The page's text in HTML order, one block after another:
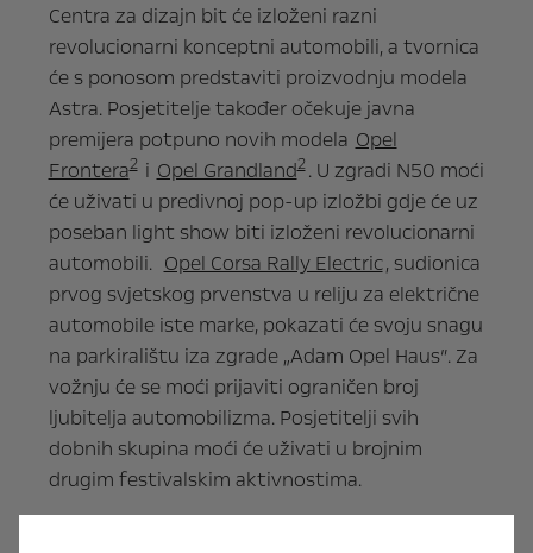
Centra za dizajn bit će izloženi razni
revolucionarni konceptni automobili, a tvornica
će s ponosom predstaviti proizvodnju modela
Astra. Posjetitelje također očekuje javna
premijera potpuno novih modela Opel
Frontera2 i Opel Grandland2 . U zgradi N50 moći
će uživati u predivnoj pop-up izložbi gdje će uz
poseban light show biti izloženi revolucionarni
automobili. Opel Corsa Rally Electric, sudionica
prvog svjetskog prvenstva u reliju za električne
automobile iste marke, pokazati će svoju snagu
na parkiralištu iza zgrade „Adam Opel Haus”. Za
vožnju će se moći prijaviti ograničen broj
ljubitelja automobilizma. Posjetitelji svih
dobnih skupina moći će uživati u brojnim
drugim festivalskim aktivnostima.